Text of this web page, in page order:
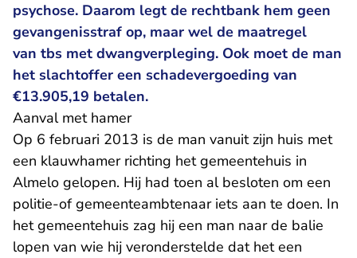
psychose. Daarom legt de rechtbank hem geen
gevangenisstraf op, maar wel de maatregel
van tbs met dwangverpleging. Ook moet de man
het slachtoffer een schadevergoeding van
€13.905,19 betalen.
Aanval met hamer
Op 6 februari 2013 is de man vanuit zijn huis met
een klauwhamer richting het gemeentehuis in
Almelo gelopen. Hij had toen al besloten om een
politie-of gemeenteambtenaar iets aan te doen. In
het gemeentehuis zag hij een man naar de balie
lopen van wie hij veronderstelde dat het een